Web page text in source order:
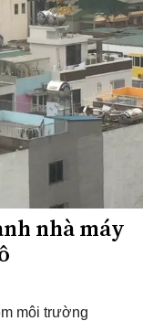
nhà máy
môi trường